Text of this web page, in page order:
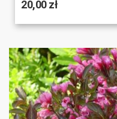
20,00 zł